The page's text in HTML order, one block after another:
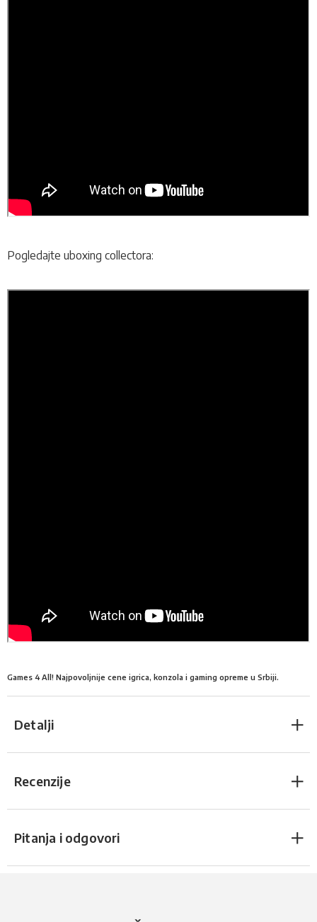
Pogledajte uboxing collectora:
Games 4 All! Najpovoljnije cene igrica, konzola i gaming opreme u Srbiji.
Detalji
Recenzije
Pitanja i odgovori